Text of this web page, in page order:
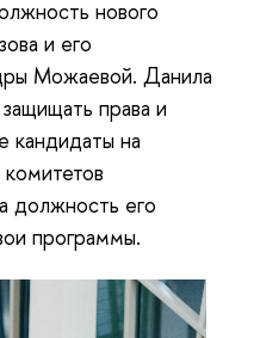
нового
и его
Можаевой. Данила
права и
кандидаты на
должность его
программы.